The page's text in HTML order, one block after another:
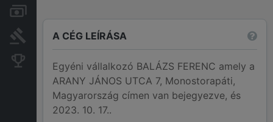
Bírósági eljárások
Konkurens cégek
A CÉG LEÍRÁSA
Egyéni vállalkozó BALÁZS FERENC amely a
ARANY JÁNOS UTCA 7, Monostorapáti,
Magyarország címen van bejegyezve, és
2023. 10. 17..